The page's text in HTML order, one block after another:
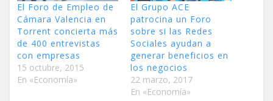
El Foro de Empleo de
Cámara Valencia en
Torrent concierta más
de 400 entrevistas
con empresas
15 octubre, 2015
En «Economía»
El Grupo ACE
patrocina un Foro
sobre si las Redes
Sociales ayudan a
generar beneficios en
los negocios
22 marzo, 2017
En «Economía»